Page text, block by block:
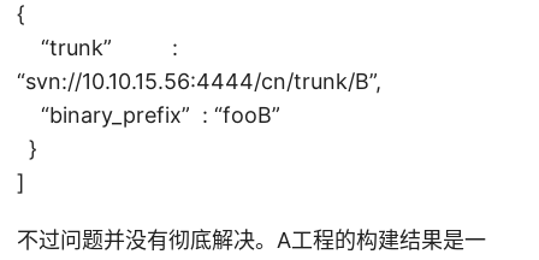
{
“trunk” :
“svn://10.10.15.56:4444/cn/trunk/B”,
“binary_prefix” : “fooB”
}
]
不过问题并没有彻底解决。A工程的构建结果是一